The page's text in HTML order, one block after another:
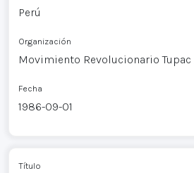
Perú
Organización
Movimiento Revolucionario Tupac
Fecha
1986-09-01
Título